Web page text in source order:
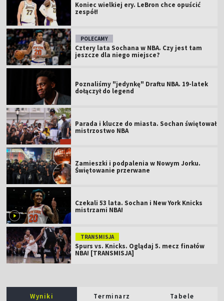
Koniec wielkiej ery. LeBron chce opuścić
zespół!
POLECAMY
Cztery lata Sochana w NBA. Czy jest tam
jeszcze dla niego miejsce?
Poznaliśmy "jedynkę" Draftu NBA. 19-latek
dołączył do legend
Parada i klucze do miasta. Sochan świętował
mistrzostwo NBA
Zamieszki i podpalenia w Nowym Jorku.
Świętowanie przerwane
Czekali 53 lata. Sochan i New York Knicks
mistrzami NBA!
TRANSMISJA
Spurs vs. Knicks. Oglądaj 5. mecz finałów
NBA! [TRANSMISJA]
Wyniki Terminarz Tabele